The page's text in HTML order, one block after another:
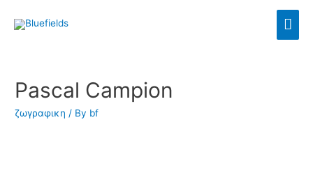
Pascal Campion
ζωγραφικη / By bf